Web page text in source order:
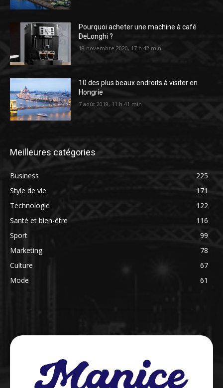
Pourquoi acheter une machine à café
DeLonghi ?
18 novembre 2020, 17 h 42 min
10 des plus beaux endroits à visiter en
Hongrie
7 août 2019, 11 h 41 min
Meilleures catégories
Business
225
Style de vie
171
Technologie
122
Santé et bien-être
116
Sport
99
Marketing
78
Culture
67
Mode
61